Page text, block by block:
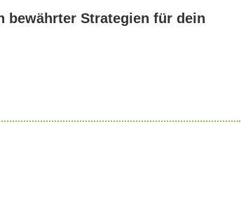
bewährter Strategien für dein